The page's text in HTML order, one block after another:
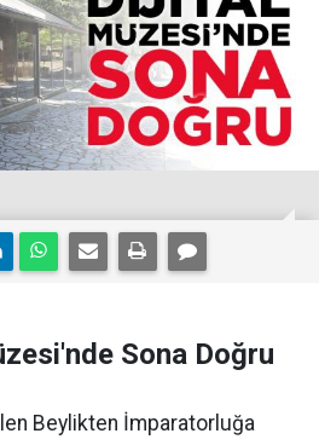
Sona Doğru
Beylikten İmparatorluğa